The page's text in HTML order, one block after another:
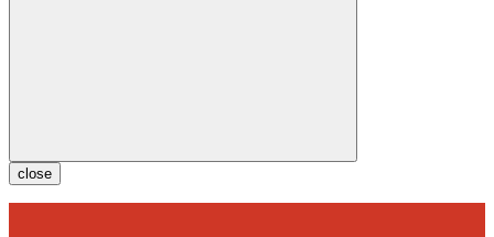
close